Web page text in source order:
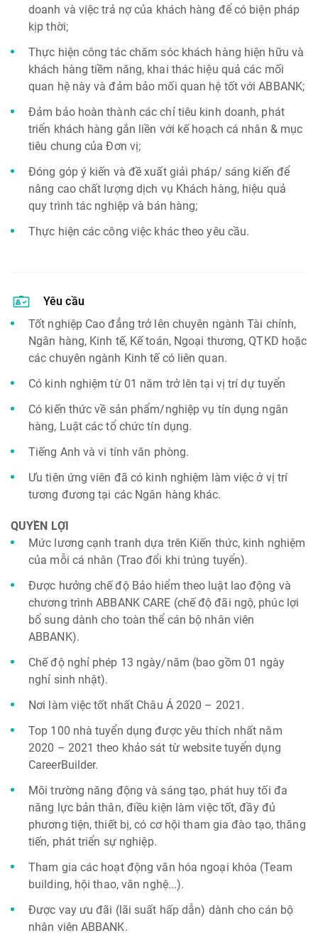
doanh và việc trả nợ của khách hàng để có biện pháp
kịp thời;
Thực hiện công tác chăm sóc khách hàng hiện hữu và
khách hàng tiềm năng, khai thác hiệu quả các mối
quan hệ này và đảm bảo mối quan hệ tốt với ABBANK;
Đảm bảo hoàn thành các chỉ tiêu kinh doanh, phát
triển khách hàng gắn liền với kế hoạch cá nhân & mục
tiêu chung của Đơn vị;
Đóng góp ý kiến và đề xuất giải pháp/ sáng kiến để
nâng cao chất lượng dịch vụ Khách hàng, hiệu quả
quy trình tác nghiệp và bán hàng;
Thực hiện các công việc khác theo yêu cầu.
Yêu cầu
Tốt nghiệp Cao đẳng trở lên chuyên ngành Tài chính,
Ngân hàng, Kinh tế, Kế toán, Ngoại thương, QTKD hoặc
các chuyên ngành Kinh tế có liên quan.
Có kinh nghiệm từ 01 năm trở lên tại vị trí dự tuyển
Có kiến thức về sản phẩm/nghiệp vụ tín dụng ngân
hàng, Luật các tổ chức tín dụng.
Tiếng Anh và vi tính văn phòng.
Ưu tiên ứng viên đã có kinh nghiệm làm việc ở vị trí
tương đương tại các Ngân hàng khác.
QUYỀN LỢI
Mức lương cạnh tranh dựa trên Kiến thức, kinh nghiệm
của mỗi cá nhân (Trao đổi khi trúng tuyển).
Được hưởng chế độ Bảo hiểm theo luật lao động và
chương trình ABBANK CARE (chế độ đãi ngộ, phúc lợi
bổ sung dành cho toàn thể cán bộ nhân viên
ABBANK).
Chế độ nghỉ phép 13 ngày/năm (bao gồm 01 ngày
nghỉ sinh nhật).
Nơi làm việc tốt nhất Châu Á 2020 – 2021.
Top 100 nhà tuyển dụng được yêu thích nhất năm
2020 – 2021 theo khảo sát từ website tuyển dụng
CareerBuilder.
Môi trường năng động và sáng tạo, phát huy tối đa
năng lực bản thân, điều kiện làm việc tốt, đầy đủ
phương tiện, thiết bị, có cơ hội tham gia đào tạo, thăng
tiến, phát triển sự nghiệp.
Tham gia các hoạt động văn hóa ngoại khóa (Team
building, hội thao, văn nghệ...).
Được vay ưu đãi (lãi suất hấp dẫn) dành cho cán bộ
nhân viên ABBANK.